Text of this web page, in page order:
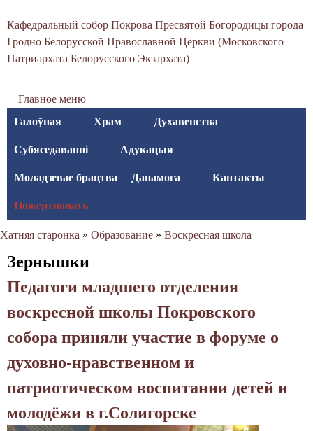
асноўнага
в
я
о
к
р
о
в
с
к
и
й
к
Кафедральный собор Покрова Пресвятой Богородицы города
Гродно Белорусской Православной Церкви (Московского
Патриархата Белорусского Экзархата)
Главное меню
Галоўная
Храм Духавенства
Субяседаванні Адукацыя
Моладзевае брацтва Дапамога Кантакты
Пожертвовать
тут
Хатняя старонка » Образование » Воскресная школа
Зернышки
Педагоги младшего отделения
воскресной школы Покровского
собора приняли участие в форуме о
духовно-нравственном и
патриотическом воспитании детей и
молодёжи в г.Солигорске